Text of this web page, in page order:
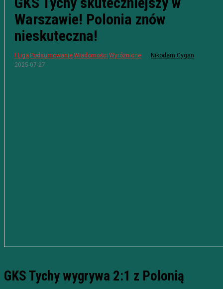
Warszawie! Polonia znów
nieskuteczna!
I Liga PodsumowanieWiadomości Wyróżnione
Nikodem Cygan
2025-07-27
GKS Tychy wygrywa 2:1 z Polonią